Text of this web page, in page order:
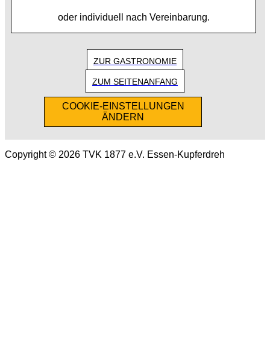
oder individuell nach Vereinbarung.
ZUR GASTRONOMIE
ZUM SEITENANFANG
COOKIE-EINSTELLUNGEN
ÄNDERN
Copyright © 2026 TVK 1877 e.V. Essen-Kupferdreh